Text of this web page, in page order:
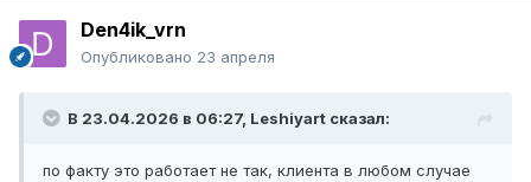
Den4ik_vrn
Опубликовано 23 апреля
В 23.04.2026 в 06:27, Leshiyart сказал:
по факту это работает не так, клиента в любом случае